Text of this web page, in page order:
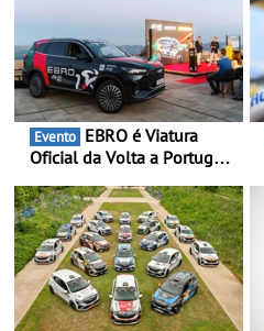
Evento
Oficial da Volta a Portugal
presença nacional ao lado
da mítica prova de ciclismo
e leva a sua gama SUV
multi-energia às estradas
de Portugal